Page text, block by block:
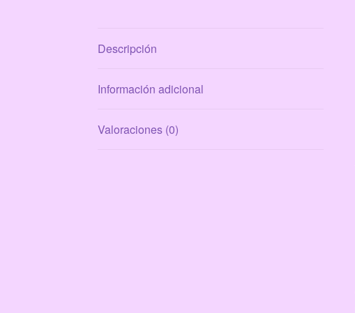
Descripción
Información adicional
Valoraciones (0)